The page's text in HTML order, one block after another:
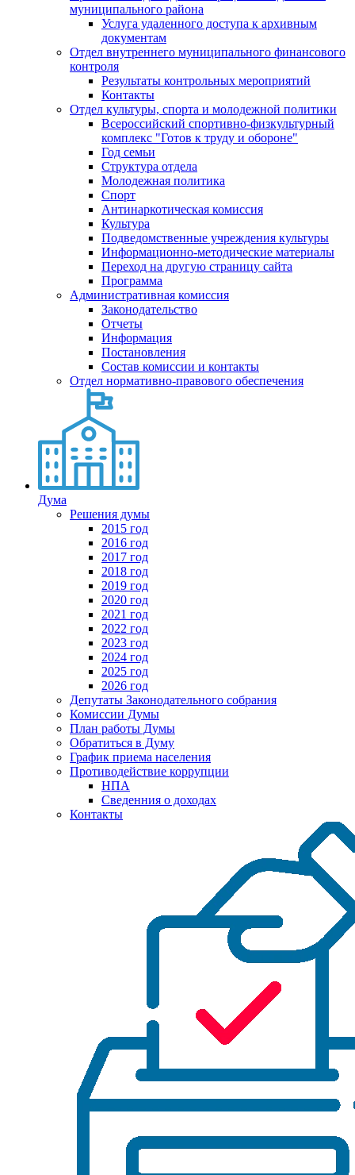
муниципального района
Услуга удаленного доступа к архивным
документам
Отдел внутреннего муниципального финансового
контроля
Результаты контрольных мероприятий
Контакты
Отдел культуры, спорта и молодежной политики
Всероссийский спортивно-физкультурный
комплекс "Готов к труду и обороне"
Год семьи
Структура отдела
Молодежная политика
Спорт
Антинаркотическая комиссия
Культура
Подведомственные учреждения культуры
Информационно-методические материалы
Переход на другую страницу сайта
Программа
Административная комиссия
Законодательство
Отчеты
Информация
Постановления
Состав комиссии и контакты
Отдел нормативно-правового обеспечения
Дума
Решения думы
2015 год
2016 год
2017 год
2018 год
2019 год
2020 год
2021 год
2022 год
2023 год
2024 год
2025 год
2026 год
Депутаты Законодательного собрания
Комиссии Думы
План работы Думы
Обратиться в Думу
График приема населения
Противодействие коррупции
НПА
Сведенния о доходах
Контакты